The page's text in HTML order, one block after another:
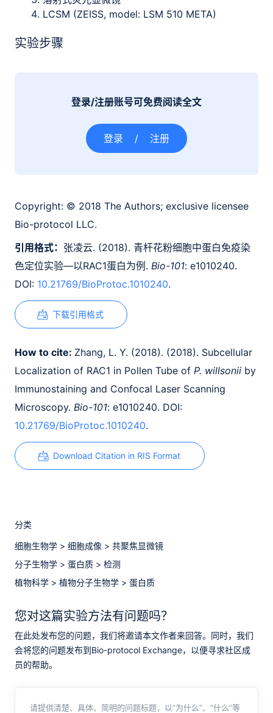
LCSM (ZEISS, model: LSM 510 META)
实验步骤
登录/注册账号可免费阅读全文
登录 / 注册
Copyright: © 2018 The Authors; exclusive licensee
Bio-protocol LLC.
引用格式： 张凌云. (2018). 青杆花粉细胞中蛋白免疫染
色定位实验—以RAC1蛋白为例. Bio-101: e1010240.
DOI: 10.21769/BioProtoc.1010240.
下载引用格式
How to cite: Zhang, L. Y. (2018). (2018). Subcellular
Localization of RAC1 in Pollen Tube of P. willsonii by
Immunostaining and Confocal Laser Scanning
Microscopy. Bio-101: e1010240. DOI:
10.21769/BioProtoc.1010240.
Download Citation in RIS Format
分类
细胞生物学 > 细胞成像 > 共聚焦显微镜
分子生物学 > 蛋白质 > 检测
植物科学 > 植物分子生物学 > 蛋白质
您对这篇实验方法有问题吗？
在此处发布您的问题，我们将邀请本文作者来回答。同时，我们
会将您的问题发布到Bio-protocol Exchange，以便寻求社区成
员的帮助。
请提供清楚、具体、简明的问题标题，以“为什么”、“什么”等